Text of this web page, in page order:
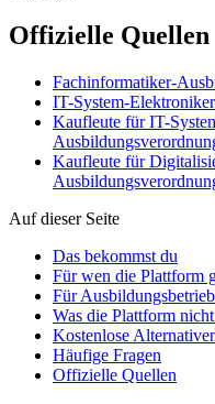
Offizielle Quellen
Fachinformatiker-
IT-System-
Kaufleute für IT-
Kaufleute für
Auf dieser Seite
Das bekommst du
Für wen die Plattform
Für
Was die Plattform
Kostenlose
Häufige Fragen
Offizielle Quellen